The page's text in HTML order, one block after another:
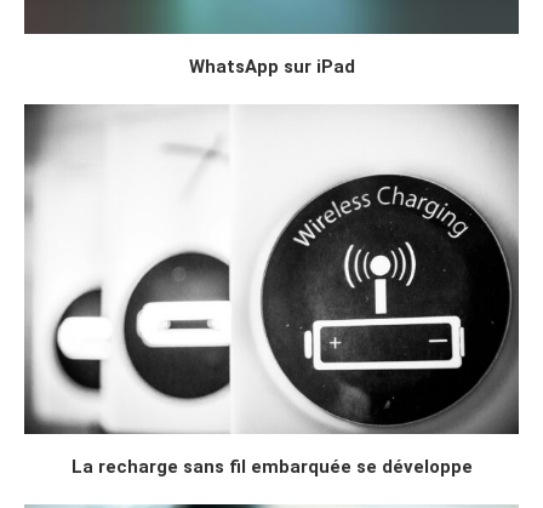
WhatsApp sur iPad
La recharge sans fil embarquée se développe